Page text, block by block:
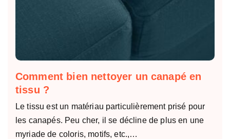
Comment bien nettoyer un canapé en
tissu ?
Le tissu est un matériau particulièrement prisé pour
les canapés. Peu cher, il se décline de plus en une
myriade de coloris, motifs, etc.,…